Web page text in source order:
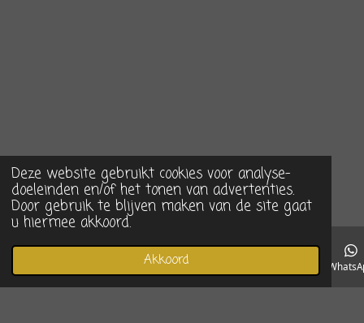
Deze website gebruikt cookies voor analyse-
doeleinden en/of het tonen van advertenties.
Door gebruik te blijven maken van de site gaat
u hiermee akkoord.
Akkoord
Telefoonnummer